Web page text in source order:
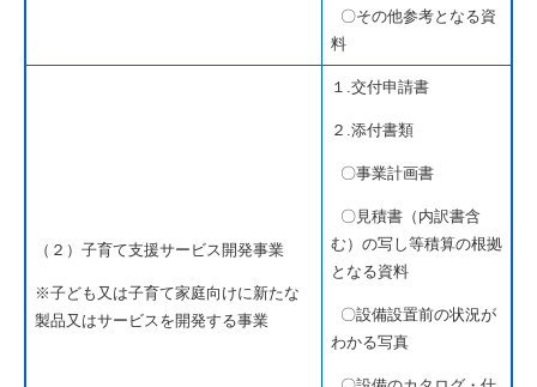
〇その他参考となる資
料
（２）子育て支援サービス開発事業
※子ども又は子育て家庭向けに新たな
製品又はサービスを開発する事業
１.交付申請書
２.添付書類
〇事業計画書
〇見積書（内訳書含
む）の写し等積算の根拠
となる資料
〇設備設置前の状況が
わかる写真